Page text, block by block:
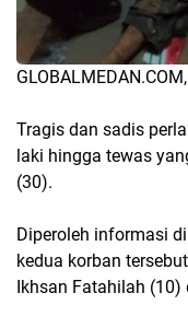
Tragis dan sadis
laki hingga tewas
(30).
Diperoleh informasi
kedua korban
Ikhsan Fatahilah (10)